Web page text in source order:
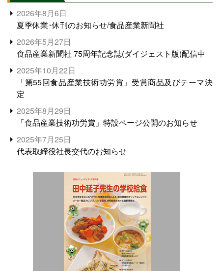
2026年8月6日
夏季休業･休刊のお知らせ/食品産業新聞社
2026年5月27日
食品産業新聞社 75周年記念誌(ダイジェスト版)配信中
2025年10月22日
「第55回食品産業技術功労賞」受賞商品及びテーマ決
定
2025年8月29日
「食品産業技術功労賞」特設ページ公開のお知らせ
2025年7月25日
代表取締役社長交代のお知らせ